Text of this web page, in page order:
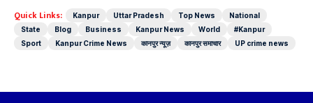
Quick Links: Kanpur Uttar Pradesh Top News
National
State
Blog Business Kanpur News World
#Kanpur
Sport
Kanpur Crime News कानपुर न्यूज़ कानपुर समाचार UP crime news